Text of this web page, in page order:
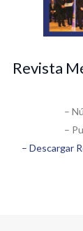
Revista
–
–
– Descargar